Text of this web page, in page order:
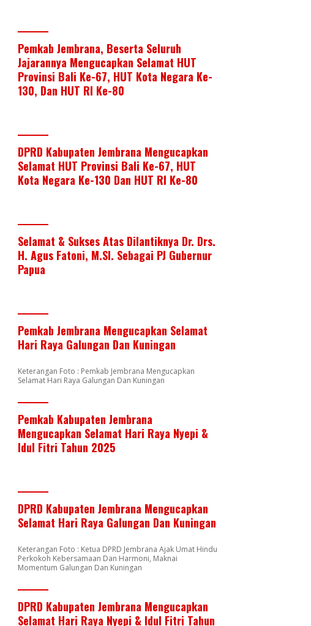
Pemkab Jembrana, Beserta Seluruh
Jajarannya Mengucapkan Selamat HUT
Provinsi Bali Ke-67, HUT Kota Negara Ke-
130, Dan HUT RI Ke-80
DPRD Kabupaten Jembrana Mengucapkan
Selamat HUT Provinsi Bali Ke-67, HUT
Kota Negara Ke-130 Dan HUT RI Ke-80
Selamat & Sukses Atas Dilantiknya Dr. Drs.
H. Agus Fatoni, M.SI. Sebagai PJ Gubernur
Papua
Pemkab Jembrana Mengucapkan Selamat
Hari Raya Galungan Dan Kuningan
Keterangan Foto : Pemkab Jembrana Mengucapkan
Selamat Hari Raya Galungan Dan Kuningan
Pemkab Kabupaten Jembrana
Mengucapkan Selamat Hari Raya Nyepi &
Idul Fitri Tahun 2025
DPRD Kabupaten Jembrana Mengucapkan
Selamat Hari Raya Galungan Dan Kuningan
Keterangan Foto : Ketua DPRD Jembrana Ajak Umat Hindu
Perkokoh Kebersamaan Dan Harmoni, Maknai
Momentum Galungan Dan Kuningan
DPRD Kabupaten Jembrana Mengucapkan
Selamat Hari Raya Nyepi & Idul Fitri Tahun